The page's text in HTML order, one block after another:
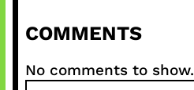
COMMENTS
No comments to show.